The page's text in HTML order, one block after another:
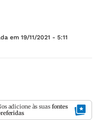
em 19/11/2021 - 5:11
adicione às suas fontes